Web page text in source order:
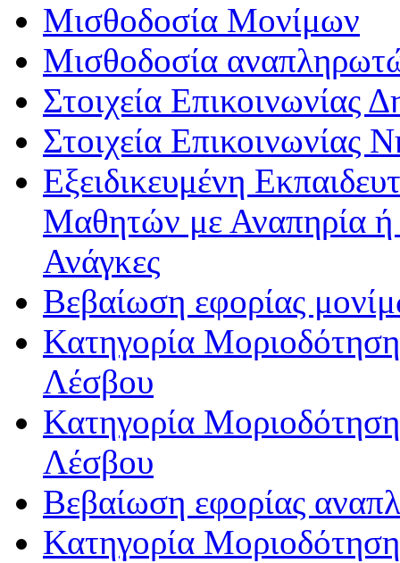
Μισθοδοσία Μονίμων
Μισθοδοσία
Στοιχεία Επικοινωνίας
Στοιχεία Επικοινωνίας
Εξειδικευμένη
Μαθητών με Αναπηρία ή /
Ανάγκες
Βεβαίωση εφορίας
Κατηγορία
Λέσβου
Κατηγορία
Λέσβου
Βεβαίωση εφορίας
Κατηγορία